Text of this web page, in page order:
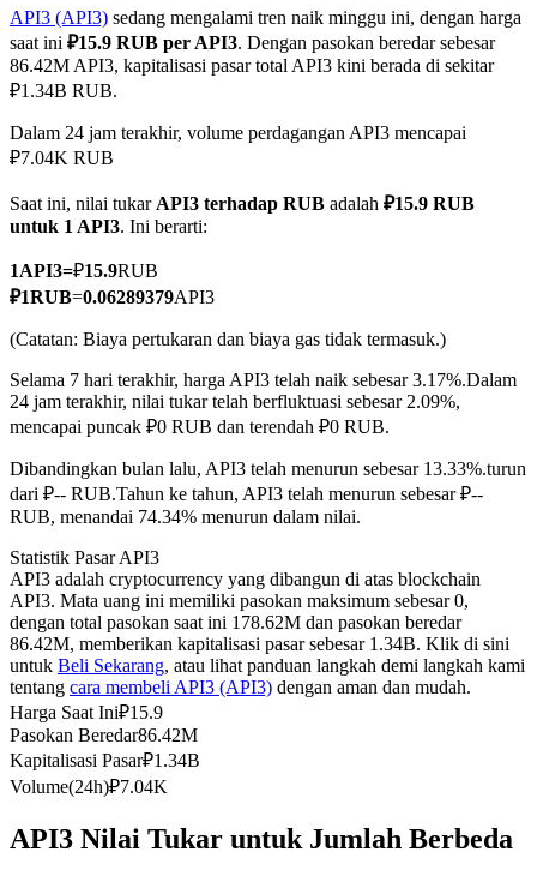
COIN-M Berjangka
Mata Uang Kripto Berjangka
TradFi
USDC Berjangka
Kontrak berjangka menggunakan USDC sebagai jaminannya
Copy Trading
Bergabunglah dengan pedagang top
API3 (API3) sedang mengalami tren naik minggu ini, dengan harga
saat ini ₽15.9 RUB per API3. Dengan pasokan beredar sebesar
86.42M API3, kapitalisasi pasar total API3 kini berada di sekitar
₽1.34B RUB.
Dalam 24 jam terakhir, volume perdagangan API3 mencapai
₽7.04K RUB
Saat ini, nilai tukar API3 terhadap RUB adalah ₽15.9 RUB
untuk 1 API3. Ini berarti:
1API3=₽15.9RUB
₽1RUB=0.06289379API3
(Catatan: Biaya pertukaran dan biaya gas tidak termasuk.)
Selama 7 hari terakhir, harga API3 telah naik sebesar 3.17%.Dalam
24 jam terakhir, nilai tukar telah berfluktuasi sebesar 2.09%,
mencapai puncak ₽0 RUB dan terendah ₽0 RUB.
Dibandingkan bulan lalu, API3 telah menurun sebesar 13.33%.turun
dari ₽-- RUB.Tahun ke tahun, API3 telah menurun sebesar ₽--
RUB, menandai 74.34% menurun dalam nilai.
Statistik Pasar API3
API3 adalah cryptocurrency yang dibangun di atas blockchain
API3. Mata uang ini memiliki pasokan maksimum sebesar 0,
dengan total pasokan saat ini 178.62M dan pasokan beredar
86.42M, memberikan kapitalisasi pasar sebesar 1.34B. Klik di sini
untuk Beli Sekarang, atau lihat panduan langkah demi langkah kami
tentang cara membeli API3 (API3) dengan aman dan mudah.
Harga Saat Ini₽15.9
Pasokan Beredar86.42M
Kapitalisasi Pasar₽1.34B
Volume(24h)₽7.04K
API3 Nilai Tukar untuk Jumlah Berbeda